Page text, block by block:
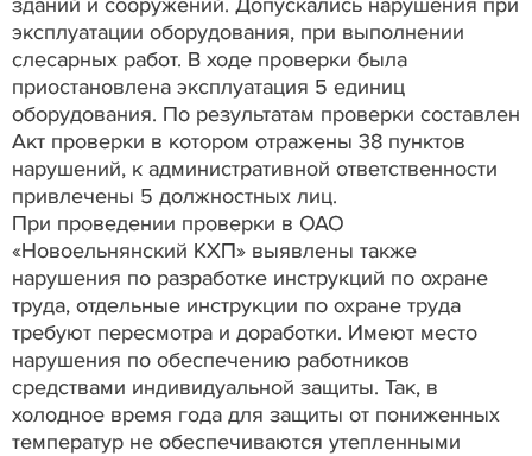
эксплуатации оборудования, при выполнении
слесарных работ. В ходе проверки была
приостановлена эксплуатация 5 единиц
оборудования. По результатам проверки составлен
Акт проверки в котором отражены 38 пунктов
нарушений, к административной ответственности
привлечены 5 должностных лиц.
При проведении проверки в ОАО
«Новоельнянский КХП» выявлены также
нарушения по разработке инструкций по охране
труда, отдельные инструкции по охране труда
требуют пересмотра и доработки. Имеют место
нарушения по обеспечению работников
средствами индивидуальной защиты. Так, в
холодное время года для защиты от пониженных
температур не обеспечиваются утепленными